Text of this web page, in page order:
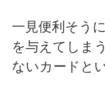
一見便利そう
を与えてしま
ないカードと